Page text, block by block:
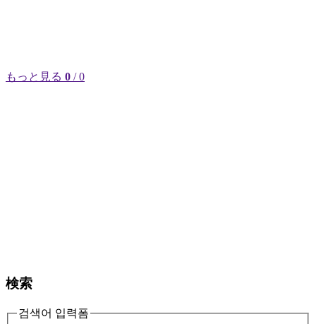
もっと見る 0 / 0
検索
검색어 입력폼